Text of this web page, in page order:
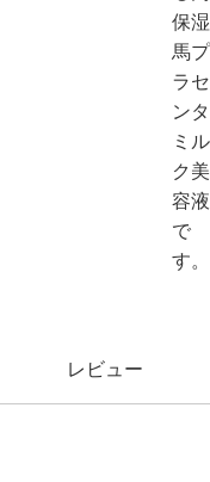
保湿
馬プ
ラセ
ンタ
ミル
ク美
容液
で
す。
レビュー